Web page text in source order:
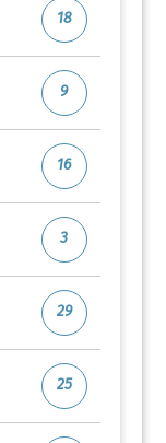
18
9
16
3
29
25